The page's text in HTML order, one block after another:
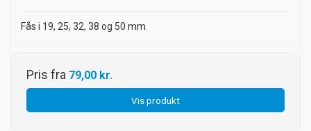
Fås i 19, 25, 32, 38 og 50 mm
Pris fra 79,00 kr.
Vis produkt